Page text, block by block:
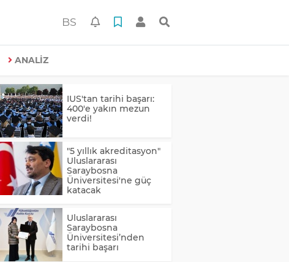
BS
ANALİZ
IUS'tan tarihi başarı:
400'e yakın mezun
verdi!
"5 yıllık akreditasyon"
Uluslararası
Saraybosna
Üniversitesi'ne güç
katacak
Uluslararası
Saraybosna
Üniversitesi’nden
tarihi başarı